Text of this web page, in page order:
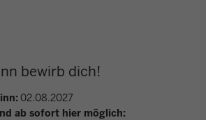
bewirb dich!
02.08.2027
ab sofort hier möglich: